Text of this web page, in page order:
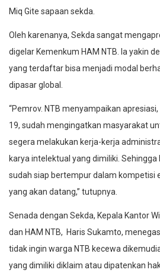
Miq Gite sapaan sekda.
Oleh karenanya, Sekda sangat
digelar Kemenkum HAM NTB. Ia yakin
yang terdaftar bisa menjadi modal
dipasar global.
“Pemrov. NTB menyampaikan
19, sudah mengingatkan masyarakat
segera melakukan kerja-kerja
karya intelektual yang dimiliki. Sehingga
sudah siap bertempur dalam kompetisi
yang akan datang,” tutupnya.
Senada dengan Sekda, Kepala Kantor
dan HAM NTB, Haris Sukamto,
tidak ingin warga NTB kecewa
yang dimiliki diklaim atau dipatenkan